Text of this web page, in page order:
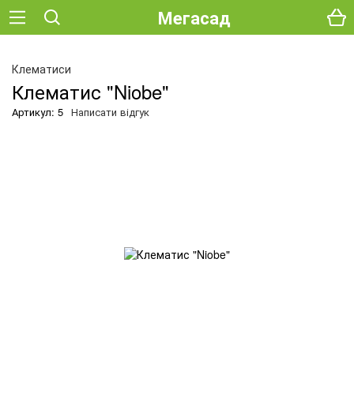
Мегасад
Клематиси
Клематис "Niobe"
Артикул: 5 Написати відгук